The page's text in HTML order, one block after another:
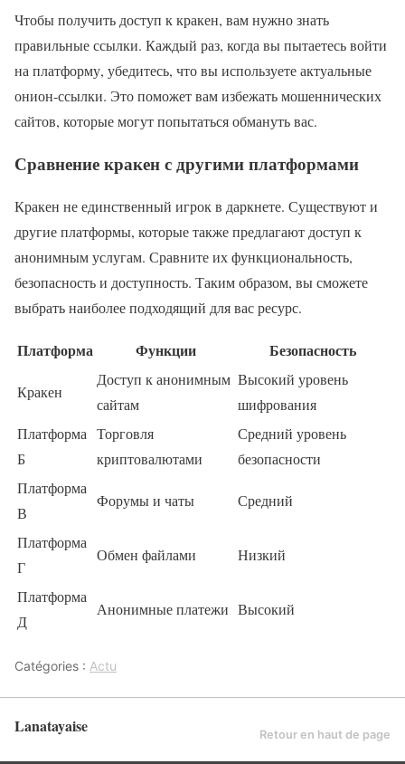
Чтобы получить доступ к кракен, вам нужно знать
правильные ссылки. Каждый раз, когда вы пытаетесь войти
на платформу, убедитесь, что вы используете актуальные
онион-ссылки. Это поможет вам избежать мошеннических
сайтов, которые могут попытаться обмануть вас.
Сравнение кракен с другими платформами
Кракен не единственный игрок в даркнете. Существуют и
другие платформы, которые также предлагают доступ к
анонимным услугам. Сравните их функциональность,
безопасность и доступность. Таким образом, вы сможете
выбрать наиболее подходящий для вас ресурс.
Платформа Функции Безопасность
Кракен
Доступ к анонимным
сайтам
Высокий уровень
шифрования
Платформа
Б
Торговля
криптовалютами
Средний уровень
безопасности
Платформа
В
Форумы и чаты Средний
Платформа
Г
Обмен файлами Низкий
Платформа
Д
Анонимные платежи Высокий
Catégories : Actu
Lanatayaise Retour en haut de page